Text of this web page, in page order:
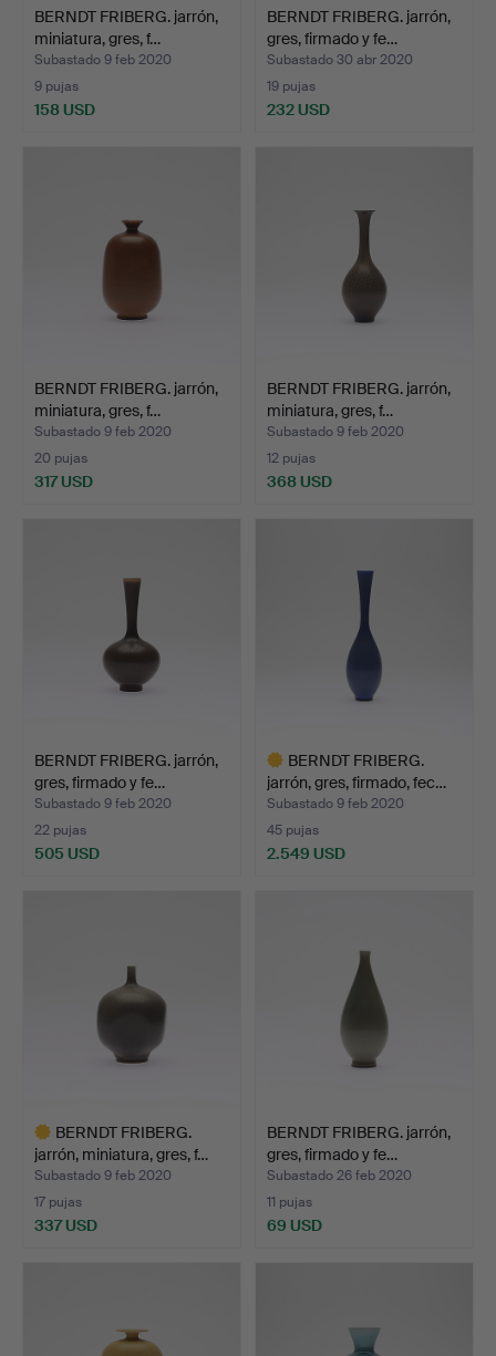
BERNDT FRIBERG. jarrón,
miniatura, gres, f…
Subastado 9 feb 2020
9 pujas
158 USD
BERNDT FRIBERG. jarrón,
gres, firmado y fe…
Subastado 30 abr 2020
19 pujas
232 USD
BERNDT FRIBERG. jarrón,
miniatura, gres, f…
Subastado 9 feb 2020
20 pujas
317 USD
BERNDT FRIBERG. jarrón,
miniatura, gres, f…
Subastado 9 feb 2020
12 pujas
368 USD
BERNDT FRIBERG. jarrón,
gres, firmado y fe…
Subastado 9 feb 2020
22 pujas
505 USD
BERNDT FRIBERG.
jarrón, gres, firmado, fec…
Subastado 9 feb 2020
45 pujas
2.549 USD
BERNDT FRIBERG.
jarrón, miniatura, gres, f…
Subastado 9 feb 2020
17 pujas
337 USD
BERNDT FRIBERG. jarrón,
gres, firmado y fe…
Subastado 26 feb 2020
11 pujas
69 USD